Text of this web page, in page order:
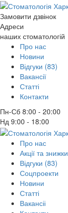
Замовити дзвінок
Адреси
наших стоматологій
Про нас
Новини
Відгуки (83)
Вакансії
Статті
Контакти
Пн-Сб 8:00 - 20:00
Нд 9:00 - 18:00
Про нас
Акції та знижки
Відгуки (83)
Соцпроекти
Новини
Статті
Вакансіі